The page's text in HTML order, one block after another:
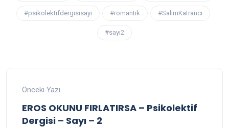
#psikolektifdergisisayi #romantik #SalimKatrancı
#sayı2
Önceki Yazı
EROS OKUNU FIRLATIRSA – Psikolektif
Dergisi – Sayı – 2